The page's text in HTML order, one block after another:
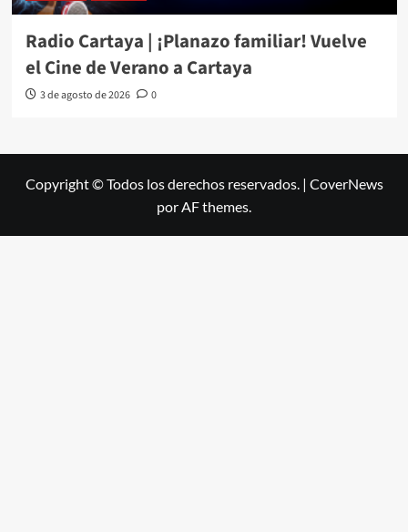
Radio Cartaya | ¡Planazo familiar! Vuelve
el Cine de Verano a Cartaya
3 de agosto de 2026 0
Copyright © Todos los derechos reservados. | CoverNews
por AF themes.